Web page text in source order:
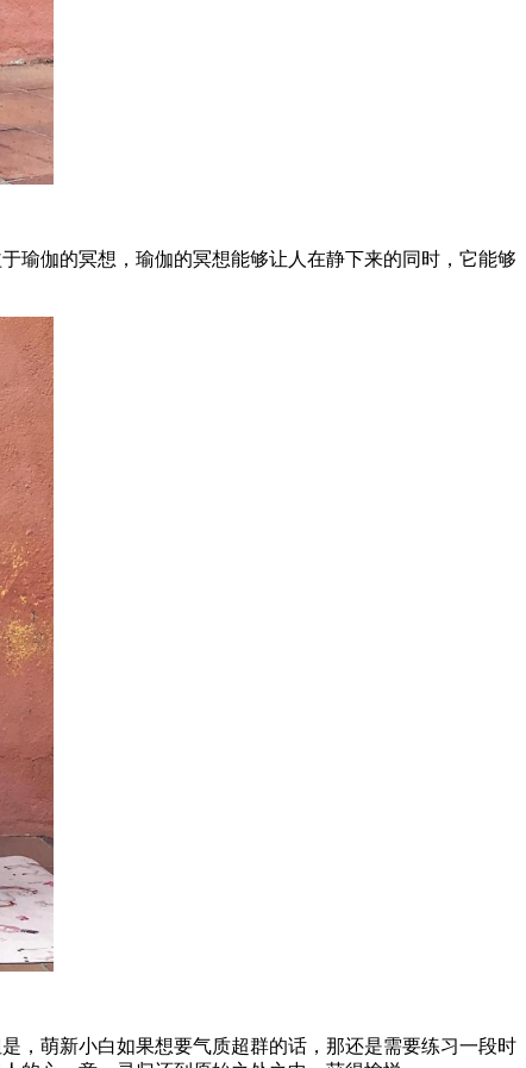
瑜伽的冥想，瑜伽的冥想能够让人在静下来的同时，它能够
，萌新小白如果想要气质超群的话，那还是需要练习一段时